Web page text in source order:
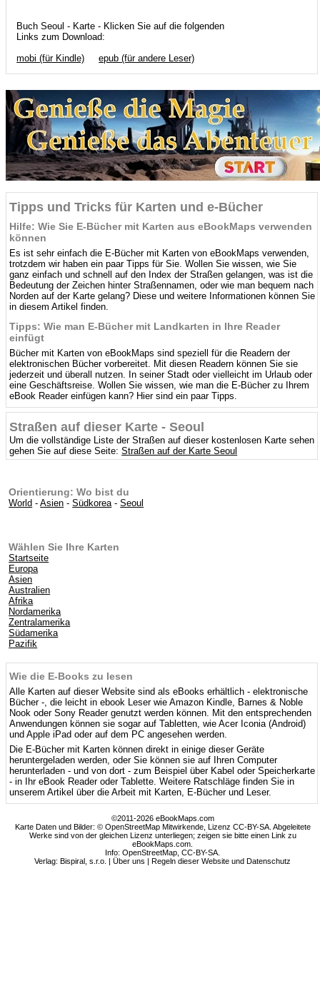
Buch Seoul - Karte - Klicken Sie auf die folgenden
Links zum Download:
mobi (für Kindle)
epub (für andere Leser)
Tipps und Tricks für Karten und e-Bücher
Hilfe: Wie Sie E-Bücher mit Karten aus eBookMaps verwenden
können
Es ist sehr einfach die E-Bücher mit Karten von eBookMaps verwenden,
trotzdem wir haben ein paar Tipps für Sie. Wollen Sie wissen, wie Sie
ganz einfach und schnell auf den Index der Straßen gelangen, was ist die
Bedeutung der Zeichen hinter Straßennamen, oder wie man bequem nach
Norden auf der Karte gelang? Diese und weitere Informationen können Sie
in diesem Artikel finden.
Tipps: Wie man E-Bücher mit Landkarten in Ihre Reader
einfügt
Bücher mit Karten von eBookMaps sind speziell für die Readern der
elektronischen Bücher vorbereitet. Mit diesen Readern können Sie sie
jederzeit und überall nutzen. In seiner Stadt oder vielleicht im Urlaub oder
eine Geschäftsreise. Wollen Sie wissen, wie man die E-Bücher zu Ihrem
eBook Reader einfügen kann? Hier sind ein paar Tipps.
Straßen auf dieser Karte - Seoul
Um die vollständige Liste der Straßen auf dieser kostenlosen Karte sehen
gehen Sie auf diese Seite:Straßen auf der Karte Seoul
Orientierung: Wo bist du
World -Asien -Südkorea-Seoul
Wählen Sie Ihre Karten
Startseite
Europa
Asien
Australien
Afrika
Nordamerika
Zentralamerika
Südamerika
Pazifik
Wie die E-Books zu lesen
Alle Karten auf dieser Website sind als eBooks erhältlich - elektronische
Bücher -, die leicht in ebook Leser wie Amazon Kindle, Barnes & Noble
Nook oder Sony Reader genutzt werden können. Mit den entsprechenden
Anwendungen können sie sogar auf Tabletten, wie Acer Iconia (Android)
und Apple iPad oder auf dem PC angesehen werden.
Die E-Bücher mit Karten können direkt in einige dieser Geräte
heruntergeladen werden, oder Sie können sie auf Ihren Computer
herunterladen - und von dort - zum Beispiel über Kabel oder Speicherkarte
- in Ihr eBook Reader oder Tablette. Weitere Ratschläge finden Sie in
unserem Artikel über die Arbeit mit Karten, E-Bücher und Leser.
©2011-2026 eBookMaps.com
Karte Daten und Bilder: © OpenStreetMap Mitwirkende, Lizenz CC-BY-SA. Abgeleitete
Werke sind von der gleichen Lizenz unterliegen; zeigen sie bitte einen Link zu
eBookMaps.com.
Info:OpenStreetMap ,CC-BY-SA
Verlag: Bispiral, s.r.o. |Über uns |Regeln dieser Website und Datenschutz